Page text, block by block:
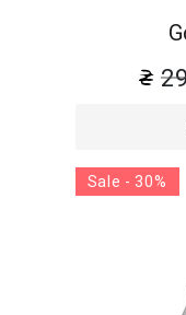
Sale - 30%